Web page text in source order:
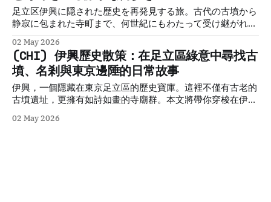
足立区伊興に隠された歴史を再発見する旅。古代の古墳から
静寂に包まれた寺町まで、何世紀にもわたって受け継がれて
かを詳しく紹介します。
02 May 2026
(CHI) 伊興歷史散策：在足立區綠意中尋找古
墳、名剎與東京邊陲的日常故事
伊興，一個隱藏在東京足立區的歷史寶庫。這裡不僅有古老的
古墳遺址，更擁有如詩如畫的寺廟群。本文將帶你穿梭在伊興
這片土地的演進與魅力。
02 May 2026